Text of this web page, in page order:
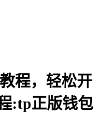
程，轻松开
:tp正版钱包